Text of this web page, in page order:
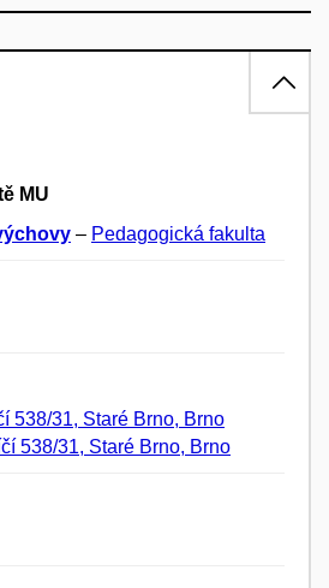
MU
– Pedagogická fakulta
538/31, Staré Brno, Brno
538/31, Staré Brno, Brno